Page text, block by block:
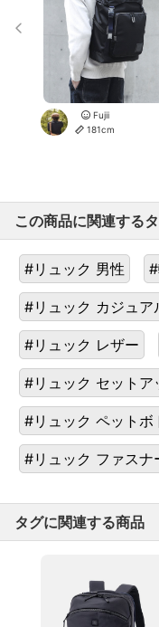
Fujii
181cm
この商品に関連する
#リュック 男性
#リュック カジュア
#リュック レザー
#リュック セットア
#リュック ペットボ
#リュック ファスナ
タグに関連する商品